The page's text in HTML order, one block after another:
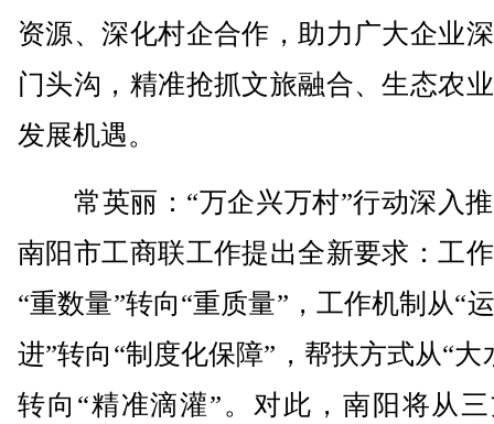
资源、深化村企合作，助力广大企业
门头沟，精准抢抓文旅融合、生态农
发展机遇。
常英丽：“万企兴万村”行动深入
南阳市工商联工作提出全新要求：工
“重数量”转向“重质量”，工作机制从“
进”转向“制度化保障”，帮扶方式从“大
转向“精准滴灌”。对此，南阳将从